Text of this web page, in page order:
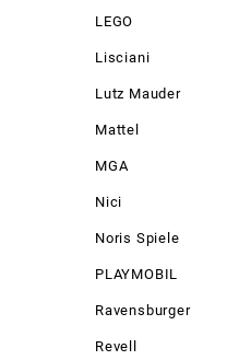
LEGO
Lisciani
Lutz Mauder
Mattel
MGA
Nici
Noris Spiele
PLAYMOBIL
Ravensburger
Revell